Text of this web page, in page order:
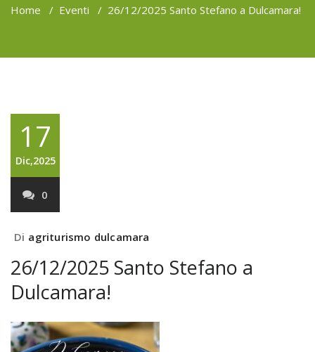
Home / Eventi / 26/12/2025 Santo Stefano a Dulcamara!
17
Dic,2025
0
Di agriturismo dulcamara
26/12/2025 Santo Stefano a
Dulcamara!